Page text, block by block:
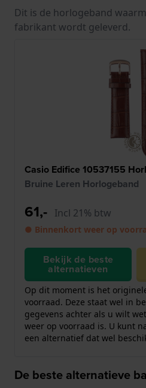
Dit is de horlogeband
fabrikant wordt geleverd.
Casio Edifice 10537155
Bruine Leren Horlogeband
61,- Incl 21% btw
● Binnenkort weer op
Bekijk de beste
alternatieven
Op dit moment is het
voorraad. Deze staat wel in
gegevens achter als u wilt
weer op voorraad is. U kunt
een alternatief dat wel
De beste alternatieve